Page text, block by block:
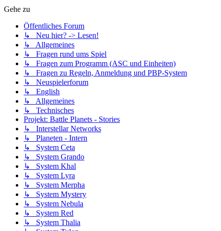
Gehe zu
Öffentliches Forum
↳ Neu hier? -> Lesen!
↳ Allgemeines
↳ Fragen rund ums Spiel
↳ Fragen zum Programm (ASC und Einheiten)
↳ Fragen zu Regeln, Anmeldung und PBP-System
↳ Neuspielerforum
↳ English
↳ Allgemeines
↳ Technisches
Projekt: Battle Planets - Stories
↳ Interstellar Networks
↳ Planeten - Intern
↳ System Ceta
↳ System Grando
↳ System Khal
↳ System Lyra
↳ System Merpha
↳ System Mystery
↳ System Nebula
↳ System Red
↳ System Thalia